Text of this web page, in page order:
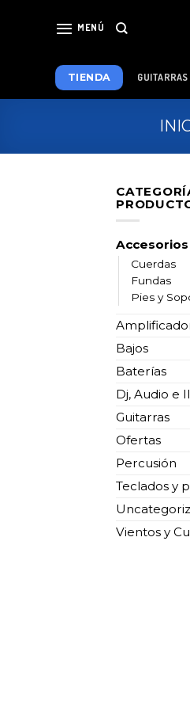
MENÚ
TIENDA GUITARRAS
Accesorios
Cuerdas
Fundas
Pies y
Bajos
Baterías
Dj, Audio e
Guitarras
Ofertas
Percusión
Teclados y
Vientos y